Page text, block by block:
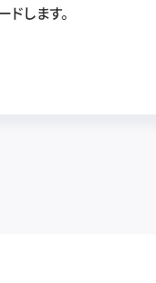
します。